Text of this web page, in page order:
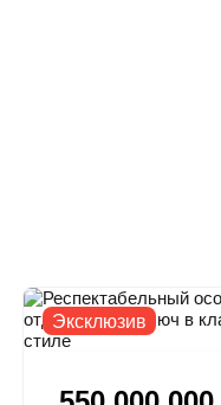
Эксклюзив